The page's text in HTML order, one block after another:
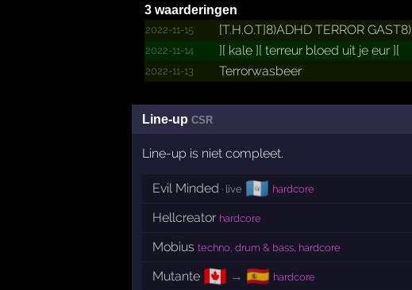
3 waarderingen
2022-11-15 [T.­H.­O.­T]8)ADHD TERROR GAST8)
2022-11-14 ][ kale ][ terreur bloed uit je eur ][
2022-11-13 Terror­wasbee­r
Line-up CSR
Line-up is niet compleet.
Evil Minded · live 🇬🇹 hardcore
Hellcreator hardcore
Mobius techno, drum & bass, hardcore
Mutante 🇨🇦 → 🇪🇸 hardcore